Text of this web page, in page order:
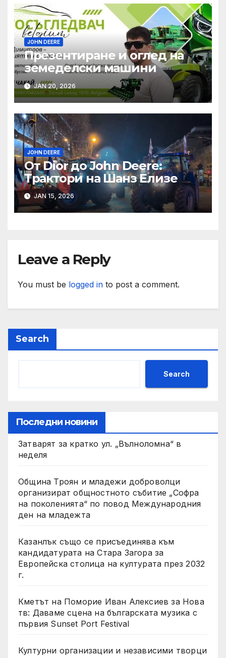
JOHN DEERE
Презентиране и оглед на
земеделски машини
JAN 20, 2026
JOHN DEERE
От Dior до John Deere:
Трактори на Шанз Елизе
JAN 15, 2026
Leave a Reply
You must be logged in to post a comment.
Search
Search
Последни новини
Затварят за кратко ул. „Вълноломна“ в
неделя
Община Троян и младежи доброволци
организират общностното събитие „Софра
на поколенията“ по повод Международния
ден на младежта
Казанлък също се присъединява към
кандидатурата на Стара Загора за
Европейска столица на културата през 2032
г.
Кметът на Поморие Иван Алексиев за Нова
тв: Даваме сцена на българската музика с
първия Sunset Port Festival
Културни организации и независими творци